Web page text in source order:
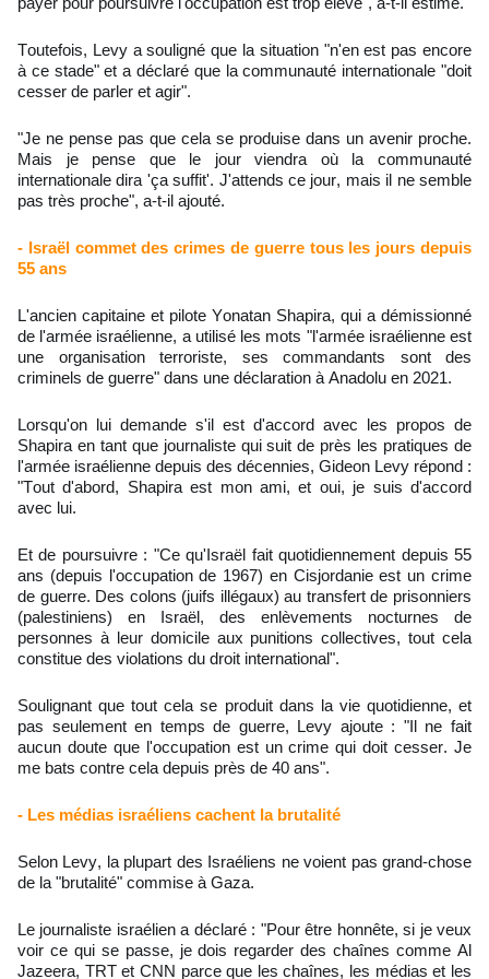
Toutefois, Levy a souligné que la situation "n'en est pas encore
à ce stade" et a déclaré que la communauté internationale "doit
cesser de parler et agir".
"Je ne pense pas que cela se produise dans un avenir proche.
Mais je pense que le jour viendra où la communauté
internationale dira 'ça suffit'. J'attends ce jour, mais il ne semble
pas très proche", a-t-il ajouté.
- Israël commet des crimes de guerre tous les jours depuis
55 ans
L'ancien capitaine et pilote Yonatan Shapira, qui a démissionné
de l'armée israélienne, a utilisé les mots "l'armée israélienne est
une organisation terroriste, ses commandants sont des
criminels de guerre" dans une déclaration à Anadolu en 2021.
Lorsqu'on lui demande s'il est d'accord avec les propos de
Shapira en tant que journaliste qui suit de près les pratiques de
l'armée israélienne depuis des décennies, Gideon Levy répond :
"Tout d'abord, Shapira est mon ami, et oui, je suis d'accord
avec lui.
Et de poursuivre : "Ce qu'Israël fait quotidiennement depuis 55
ans (depuis l'occupation de 1967) en Cisjordanie est un crime
de guerre. Des colons (juifs illégaux) au transfert de prisonniers
(palestiniens) en Israël, des enlèvements nocturnes de
personnes à leur domicile aux punitions collectives, tout cela
constitue des violations du droit international".
Soulignant que tout cela se produit dans la vie quotidienne, et
pas seulement en temps de guerre, Levy ajoute : "Il ne fait
aucun doute que l'occupation est un crime qui doit cesser. Je
me bats contre cela depuis près de 40 ans".
- Les médias israéliens cachent la brutalité
Selon Levy, la plupart des Israéliens ne voient pas grand-chose
de la "brutalité" commise à Gaza.
Le journaliste israélien a déclaré : "Pour être honnête, si je veux
voir ce qui se passe, je dois regarder des chaînes comme Al
Jazeera, TRT et CNN parce que les chaînes, les médias et les